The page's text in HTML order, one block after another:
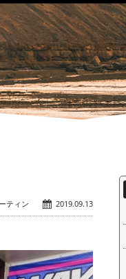
2019.09.13
ティン